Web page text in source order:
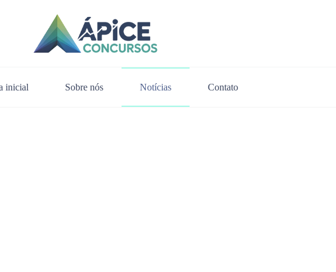
inicial Sobre nós Notícias Contato